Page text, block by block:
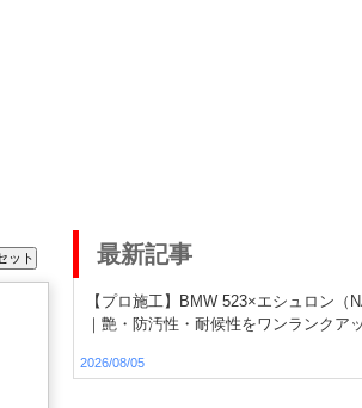
最新記事
【プロ施工】BMW 523×エシュロン（
｜艶・防汚性・耐候性をワンランクア
2026/08/05